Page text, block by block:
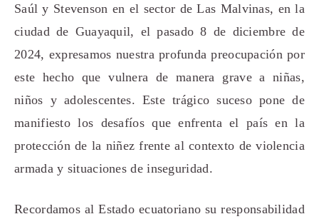
Saúl y Stevenson en el sector de Las Malvinas, en la
ciudad de Guayaquil, el pasado 8 de diciembre de
2024, expresamos nuestra profunda preocupación por
este hecho que vulnera de manera grave a niñas,
niños y adolescentes. Este trágico suceso pone de
manifiesto los desafíos que enfrenta el país en la
protección de la niñez frente al contexto de violencia
armada y situaciones de inseguridad.
Recordamos al Estado ecuatoriano su responsabilidad